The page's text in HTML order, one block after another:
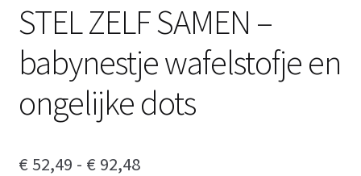
STEL ZELF SAMEN –
babynestje wafelstofje en
ongelijke dots
€ 52,49 - € 92,48Prijsklasse: